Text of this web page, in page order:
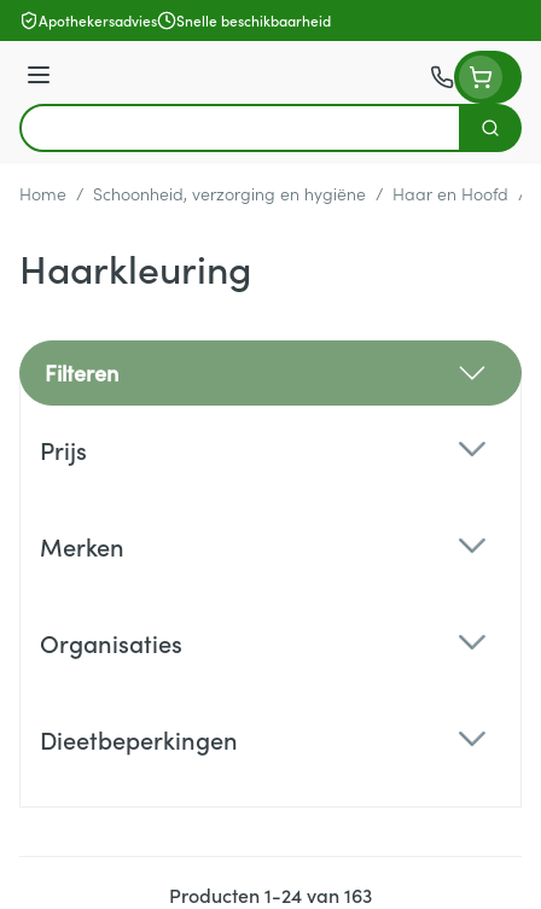
Ga naar de inhoud
Apothekersadvies Snelle beschikbaarheid
Menu
Product, merk, categorie...
Zoek
Home / Schoonheid, verzorging en hygiëne / Haar en Hoofd /
Haarkleuring
Filteren
Prijs
Merken
Organisaties
Dieetbeperkingen
Producten1-24van163